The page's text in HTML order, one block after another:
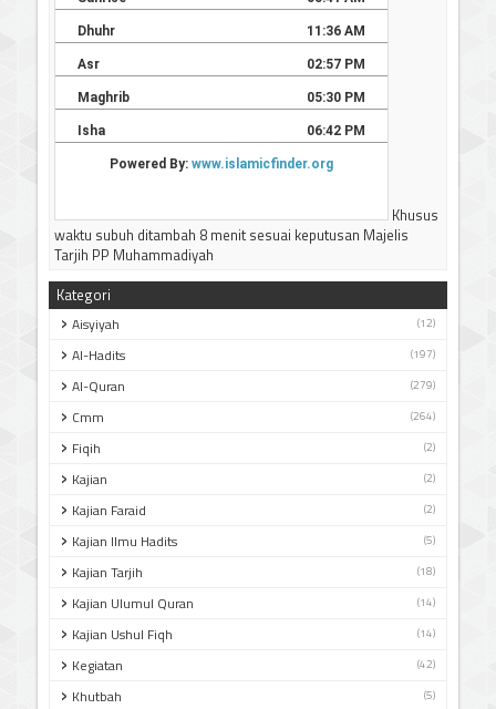
JADWAL IMSAKIYAH BULAN RAMADHAN 1447 H / 2026 M
JAWA TIMUR
-----------------------------
Terima kasih
Khusus
waktu subuh ditambah 8 menit sesuai keputusan Majelis
Tarjih PP Muhammadiyah
Kategori
Aisyiyah (12)
Al-Hadits (197)
Al-Quran (279)
Cmm (264)
Fiqih (2)
Kajian (2)
Kajian Faraid (2)
Kajian Ilmu Hadits (5)
Kajian Tarjih (18)
Kajian Ulumul Quran (14)
Kajian Ushul Fiqh (14)
Kegiatan (42)
Khutbah (5)